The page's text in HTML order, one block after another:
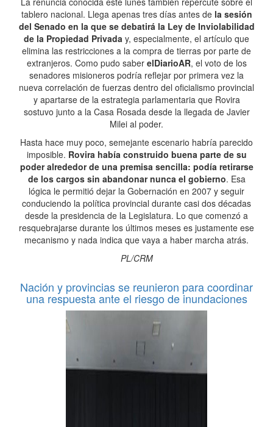
tablero nacional. Llega apenas tres días antes de la sesión
del Senado en la que se debatirá la Ley de Inviolabilidad
de la Propiedad Privada y, especialmente, el artículo que
elimina las restricciones a la compra de tierras por parte de
extranjeros. Como pudo saber elDiarioAR, el voto de los
senadores misioneros podría reflejar por primera vez la
nueva correlación de fuerzas dentro del oficialismo provincial
y apartarse de la estrategia parlamentaria que Rovira
sostuvo junto a la Casa Rosada desde la llegada de Javier
Milei al poder.
Hasta hace muy poco, semejante escenario habría parecido
imposible. Rovira había construido buena parte de su
poder alrededor de una premisa sencilla: podía retirarse
de los cargos sin abandonar nunca el gobierno. Esa
lógica le permitió dejar la Gobernación en 2007 y seguir
conduciendo la política provincial durante casi dos décadas
desde la presidencia de la Legislatura. Lo que comenzó a
resquebrajarse durante los últimos meses es justamente ese
mecanismo y nada indica que vaya a haber marcha atrás.
PL/CRM
Nación y provincias se reunieron para coordinar
una respuesta ante el riesgo de inundaciones